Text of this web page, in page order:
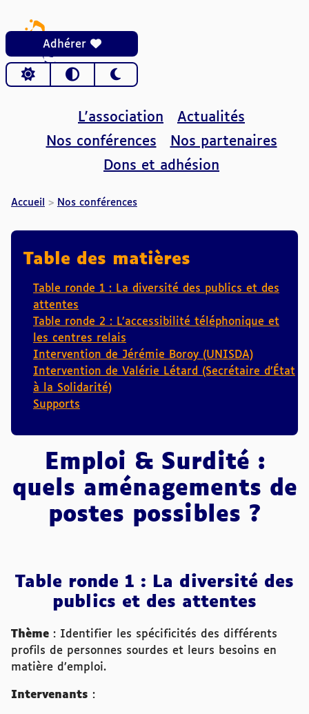
Adhérer
Choisir le thème
L'association
Actualités
Nos conférences
Nos partenaires
Dons et adhésion
Accueil Nos conférences
Table des matières
Table ronde 1 : La diversité des publics et des
attentes
Table ronde 2 : L’accessibilité téléphonique et
les centres relais
Intervention de Jérémie Boroy (UNISDA)
Intervention de Valérie Létard (Secrétaire d’État
à la Solidarité)
Supports
Emploi & Surdité :
quels aménagements de
postes possibles ?
Table ronde 1 : La diversité des
publics et des attentes
Thème : Identifier les spécificités des différents
profils de personnes sourdes et leurs besoins en
matière d’emploi.
Intervenants :